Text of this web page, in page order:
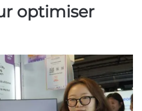
optimiser